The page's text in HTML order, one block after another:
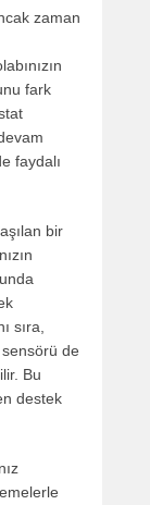
zaman
fark
faydalı
bir
sıra,
sensörü de
Bu
destek